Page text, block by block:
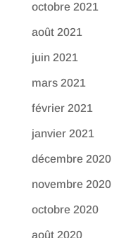
octobre 2021
août 2021
juin 2021
mars 2021
février 2021
janvier 2021
décembre 2020
novembre 2020
octobre 2020
août 2020